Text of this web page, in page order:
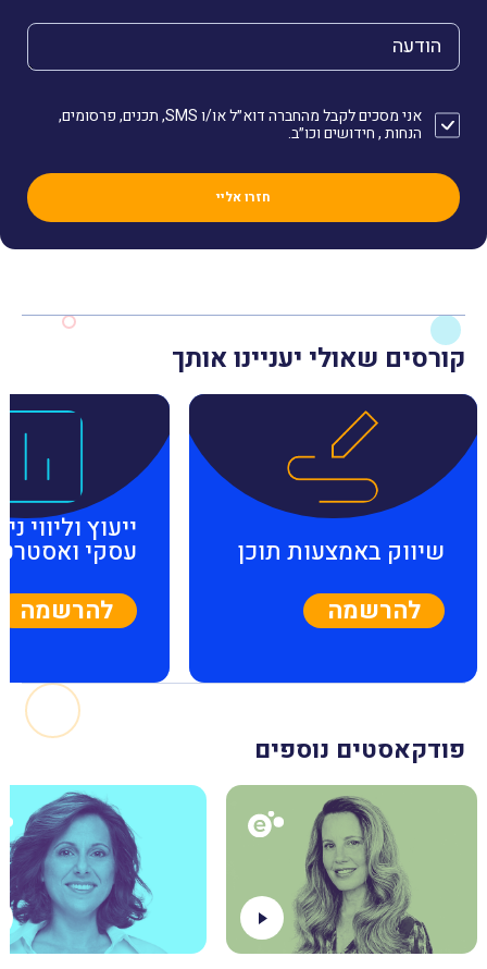
הודעה
אני מסכים לקבל מהחברה דוא״ל או/ו SMS, תכנים, פרסומים,
הנחות , חידושים וכו״ב.
קורסים שאולי יעניינו אותך
שיווק באמצעות תוכן
להרשמה
ייעוץ וליווי
עסקי
להרשמה
פודקאסטים נוספים